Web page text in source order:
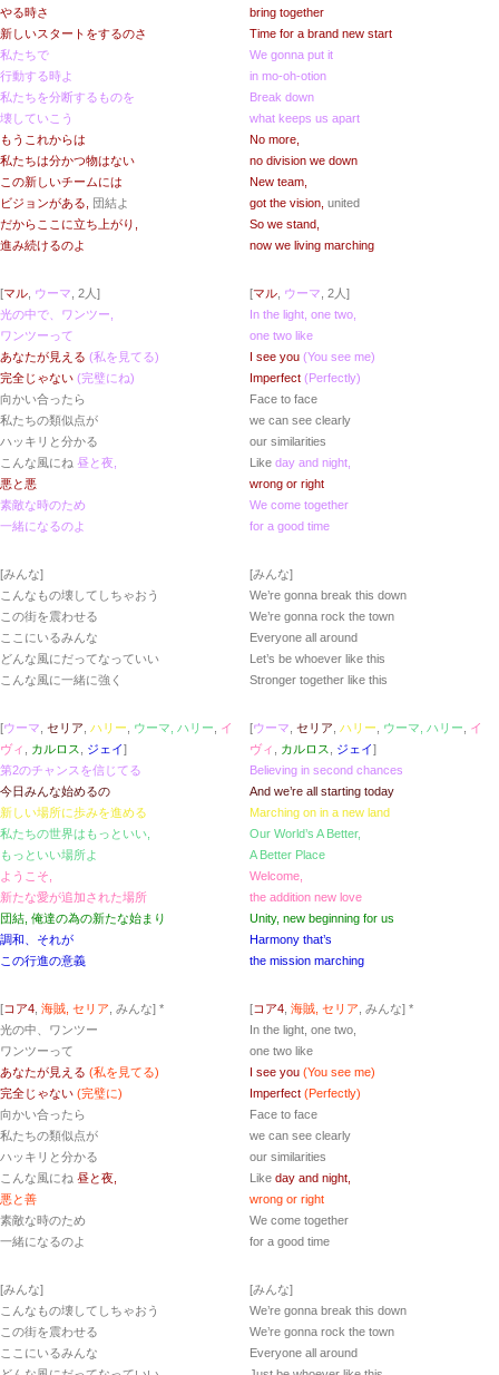
やる時さ
新しいスタートをするのさ
私たちで
行動する時よ
私たちを分断するものを
壊していこう
もうこれからは
私たちは分かつ物はない
この新しいチームには
ビジョンがある,
団結よ
だからここに立ち上がり,
進み続けるのよ
[マル ウーマ , 2人]
光の中で、ワンツー,
ワンツーって
あなたが見える (私を見てる)
完全じゃない (完璧にね)
向かい合ったら
私たちの類似点が
ハッキリと分かる
こんな風にね 昼と夜,
悪と悪
素敵な時のため
一緒になるのよ
[みんな]
こんなもの壊してしちゃおう
この街を震わせる
ここにいるみんな
どんな風にだってなっていい
こんな風に一緒に強く
[ウーマ セリア ハリー ウーマ, ハリー
イ
ヴィ
カルロス ジェイ]
第2のチャンスを信じてる
今日みんな始めるの
新しい場所に歩みを進める
私たちの世界はもっといい,
もっといい場所よ
ようこそ,
新たな愛が追加された場所
団結, 俺達の為の新たな始まり
調和、それが
この行進の意義
[コア4 海賊, セリア , みんな] *
光の中、ワンツー
ワンツーって
あなたが見える (私を見てる)
完全じゃない (完璧に)
向かい合ったら
私たちの類似点が
ハッキリと分かる
こんな風にね 昼と夜,
悪と善
素敵な時のため
一緒になるのよ
[みんな]
こんなもの壊してしちゃおう
この街を震わせる
ここにいるみんな
bring together
Time for a brand new start
We gonna put it
in mo-oh-otion
Break down
what keeps us apart
No more,
no division we down
New team,
got the vision, united
So we stand,
now we living marching
[マル ウーマ , 2人]
In the light, one two,
one two like
I see you (You see me)
Imperfect (Perfectly)
Face to face
we can see clearly
our similarities
Like day and night,
wrong or right
We come together
for a good time
[みんな]
We’re gonna break this down
We’re gonna rock the town
Everyone all around
Let’s be whoever like this
Stronger together like this
[ウーマ セリア ハリー ウーマ, ハリー
イ
ヴィ
カルロス ジェイ]
Believing in second chances
And we’re all starting today
Marching on in a new land
Our World’s A Better,
A Better Place
Welcome,
the addition new love
Unity, new beginning for us
Harmony that’s
the mission marching
[コア4 海賊, セリア , みんな] *
In the light, one two,
one two like
I see you (You see me)
Imperfect (Perfectly)
Face to face
we can see clearly
our similarities
Like day and night,
wrong or right
We come together
for a good time
[みんな]
We’re gonna break this down
We’re gonna rock the town
Everyone all around